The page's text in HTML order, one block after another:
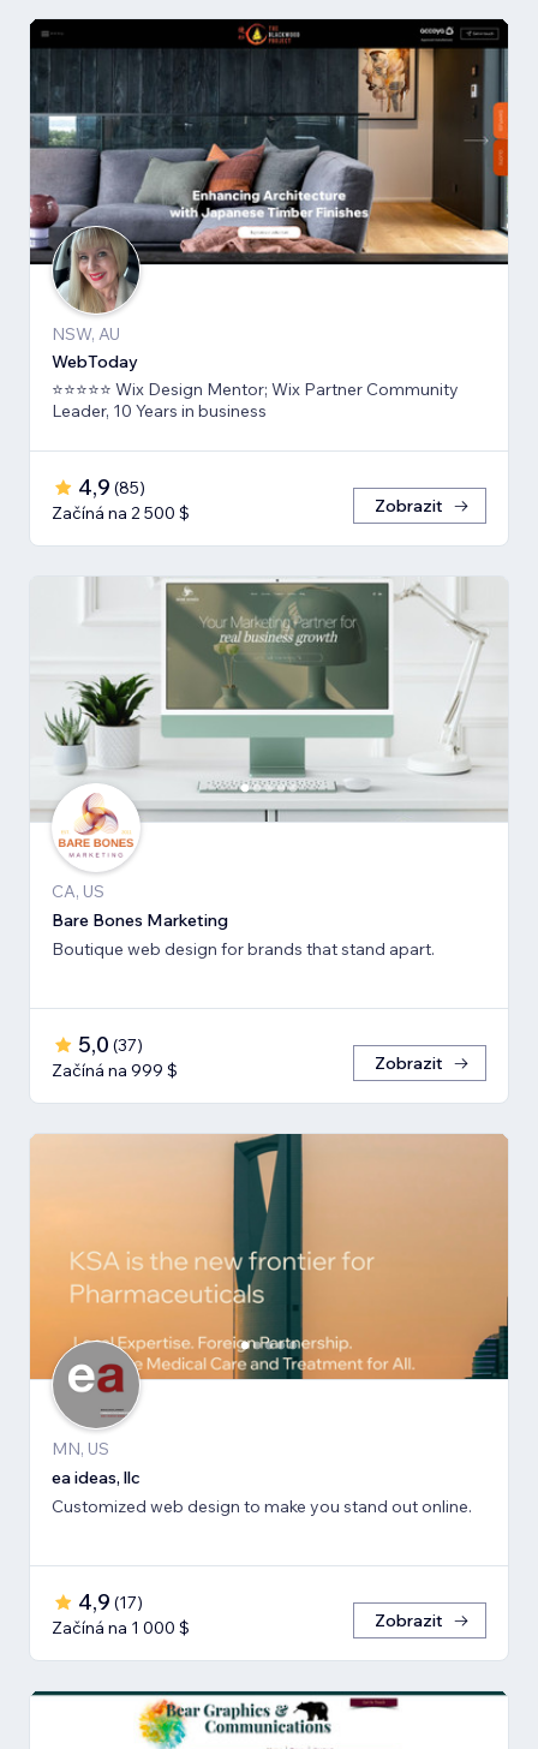
NSW, AU
WebToday
⭐⭐⭐⭐⭐ Wix Design Mentor; Wix Partner Community
Leader, 10 Years in business
4,9 (85)
Začíná na 2 500 $
Zobrazit
CA, US
Bare Bones Marketing
Boutique web design for brands that stand apart.
5,0 (37)
Začíná na 999 $
Zobrazit
MN, US
ea ideas, llc
Customized web design to make you stand out online.
4,9 (17)
Začíná na 1 000 $
Zobrazit